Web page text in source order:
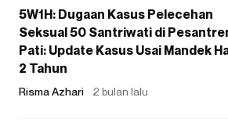
5W1H: Dugaan Kasus Pelecehan
Seksual 50 Santriwati di
Pati: Update Kasus Usai Mandek
2 Tahun
Risma Azhari 2 bulan lalu